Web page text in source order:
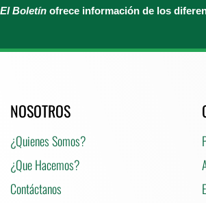
El Boletín ofrece información de los
NOSOTROS
¿Quienes Somos?
¿Que Hacemos?
Contáctanos